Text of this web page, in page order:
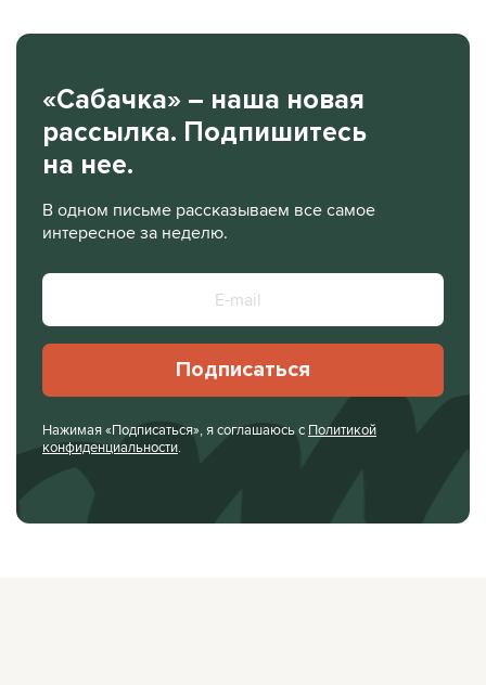
«Сабачка» – наша новая
рассылка. Подпишитесь
на нее.
В одном письме рассказываем все самое
интересное за неделю.
Подписаться
Нажимая «Подписаться», я соглашаюсь с Политикой
конфиденциальности.